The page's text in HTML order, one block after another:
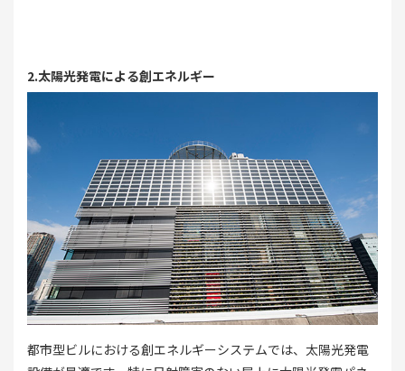
2.太陽光発電による創エネルギー
都市型ビルにおける創エネルギーシステムでは、太陽光発電